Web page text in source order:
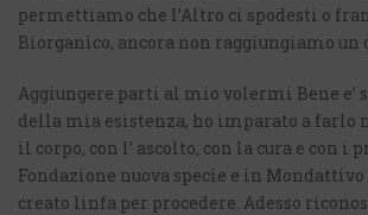
permettiamo che l’Altro ci spodesti o
Biorganico, ancora non raggiungiamo un
Aggiungere parti al mio volermi Bene e’
della mia esistenza, ho imparato a farlo
il corpo, con l’ ascolto, con la cura e con i
Fondazione nuova specie e in Mondattivo
creato linfa per procedere. Adesso